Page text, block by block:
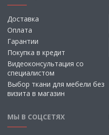
Доставка
Оплата
Гарантии
Покупка в кредит
Видеоконсультация со
специалистом
Выбор ткани для мебели без
визита в магазин
МЫ В СОЦСЕТЯХ